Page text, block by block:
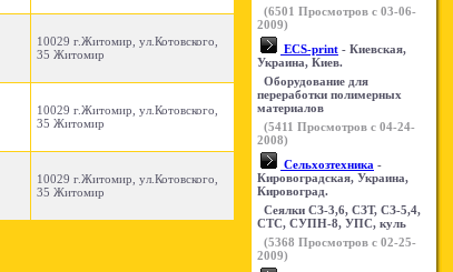
10029 г.Житомир, ул.Котовского,
35 Житомир
10029 г.Житомир, ул.Котовского,
35 Житомир
10029 г.Житомир, ул.Котовского,
35 Житомир
(6501 Просмотров с 03-06-
2009)
ECS-print - Киевская,
Украина, Киев.
Оборудование для
переработки полимерных
материалов
(5411 Просмотров с 04-24-
2008)
Сельхозтехника -
Кировоградская, Украина,
Кировоград.
Сеялки СЗ-3,6, СЗТ, СЗ-5,4,
СТС, СУПН-8, УПС, куль
(5368 Просмотров с 02-25-
2009)